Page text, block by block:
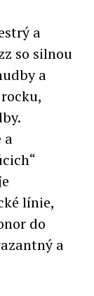
a
so silnou
a
a
línie,
do
a